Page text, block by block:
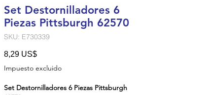
Set Destornilladores 6
Piezas Pittsburgh 62570
SKU: E730339
8,29 US$Precio
Impuesto excluido
Set Destornilladores 6 Piezas Pittsburgh